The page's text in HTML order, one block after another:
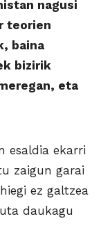
nagusi
teorien
baina
bizirik
eta
esaldia ekarri
zaigun garai
ez galtzea
daukagu